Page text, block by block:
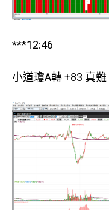
***12:46
小道瓊A轉 +83 真